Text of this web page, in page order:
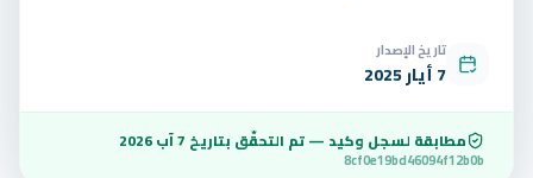
تاريخ الإصدار
7 أيار 2025
مطابقة لسجل وكيد — تم التحقّق بتاريخ 7 آب 2026
8cf0e19bd46094f12b0b